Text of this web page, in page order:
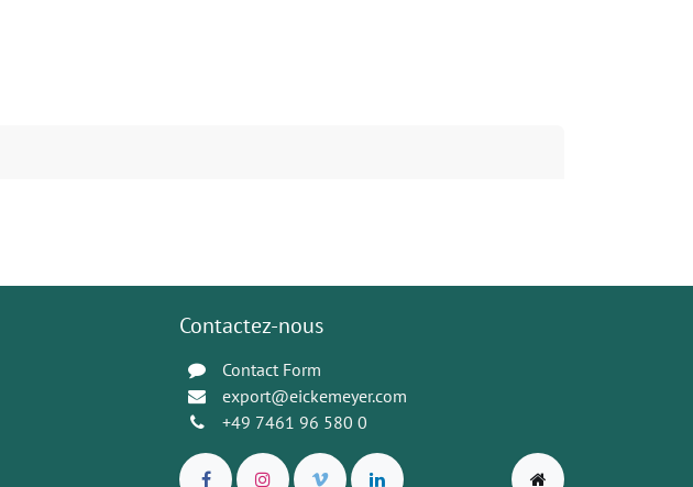
Contactez-nous
Contact Form
export@eickemeyer.com
+49 7461 96 580 0